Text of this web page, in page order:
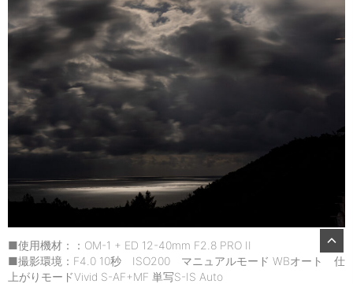
■使用機材：：OM-1 + ED 12-40mm F2.8 PRO II
■撮影環境：F4.0 10秒 ISO200 マニュアルモード WBオート 仕
上がりモードVivid S-AF+MF 単写S-IS Auto